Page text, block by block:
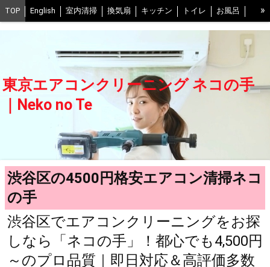
TOP English 室内清掃 換気扇 キッチン トイレ お風呂
お風呂の換気扇 ベランダ 床 室外機 口コミ 写真 予約
抗菌コート0円 スタッフ紹介 交通費について FAQ
当社の清掃方法 不調時の解決ヒント 中野区 世田谷区
江戸川区 江東区 練馬区 豊島区
千葉県西部 会社概要
ネコの手グループ一覧 プライバシーポリシー BLOG
»
東京エアコンクリーニング ネコの手
｜Neko no Te
渋谷区の4500円格安エアコン清掃ネコ
の手
渋谷区でエアコンクリーニングをお探
しなら「ネコの手」！都心でも4,500円
～のプロ品質｜即日対応＆高評価多数